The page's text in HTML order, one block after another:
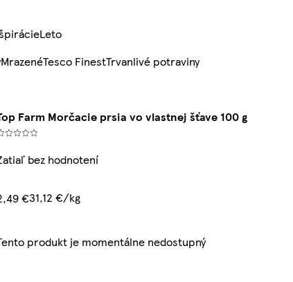
Leto
MrazenéTesco FinestTrvanlivé potraviny
Farm Morčacie prsia vo vlastnej šťave 100 g
bez hodnotení
€31,12 €/kg
produkt je momentálne nedostupný